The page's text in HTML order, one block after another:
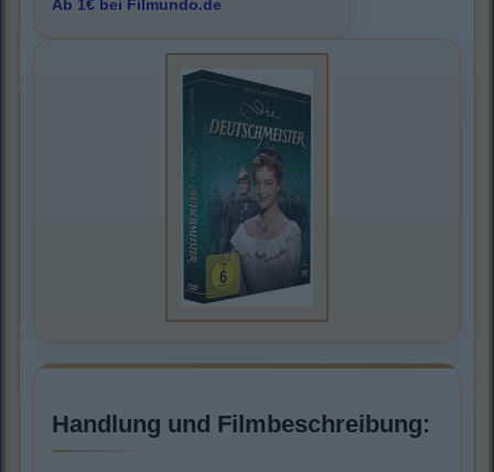
Ab 1€ bei Filmundo.de
Handlung und Filmbeschreibung: